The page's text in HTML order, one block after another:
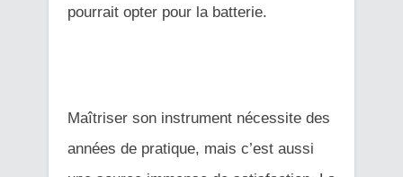
pourrait opter pour la batterie.
Maîtriser son instrument nécessite des
années de pratique, mais c’est aussi